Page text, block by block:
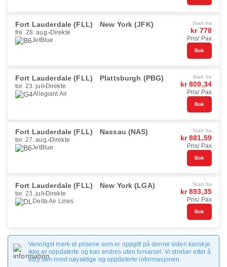
Fort Lauderdale (FLL) New York (JFK)
fre. 28. aug. Direkte
JetBlue
Start fra
kr 778
Pris/ Pax
Bok
Fort Lauderdale (FLL) Plattsburgh (PBG)
tor. 23. juli Direkte
Allegiant Air
Start fra
kr 809,34
Pris/ Pax
Bok
Fort Lauderdale (FLL) Nassau (NAS)
tor. 27. aug. Direkte
JetBlue
Start fra
kr 881,59
Pris/ Pax
Bok
Fort Lauderdale (FLL) New York (LGA)
tor. 23. juli Direkte
Delta Air Lines
Start fra
kr 893,35
Pris/ Pax
Bok
Vennligst merk at prisene som er oppgitt på denne siden kanskje
ikke er oppdaterte og kan endres uten forvarsel. Vi streber etter å
tilby den mest nøyaktige og oppdaterte informasjonen.